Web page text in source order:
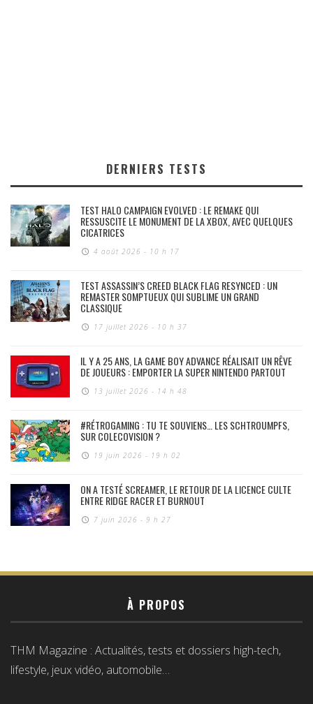
DERNIERS TESTS
TEST HALO CAMPAIGN EVOLVED : LE REMAKE QUI
RESSUSCITE LE MONUMENT DE LA XBOX, AVEC QUELQUES
CICATRICES
4 août 2026 - 10 h 17
TEST ASSASSIN’S CREED BLACK FLAG RESYNCED : UN
REMASTER SOMPTUEUX QUI SUBLIME UN GRAND
CLASSIQUE
17 juillet 2026 - 10 h 37
IL Y A 25 ANS, LA GAME BOY ADVANCE RÉALISAIT UN RÊVE
DE JOUEURS : EMPORTER LA SUPER NINTENDO PARTOUT
13 juillet 2026 - 14 h 48
#RÉTROGAMING : TU TE SOUVIENS… LES SCHTROUMPFS,
SUR COLECOVISION ?
19 juin 2026 - 19 h 02
ON A TESTÉ SCREAMER, LE RETOUR DE LA LICENCE CULTE
ENTRE RIDGE RACER ET BURNOUT
7 juin 2026 - 9 h 27
À PROPOS
THM Magazine : Actualités, tests et dossiers high-tech,
lifestyle, jeux vidéo, automobile…